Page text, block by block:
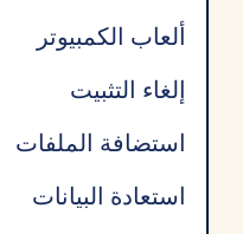
ألعاب الكمبيوتر
إلغاء التثبيت
استضافة الملفات
استعادة البيانات